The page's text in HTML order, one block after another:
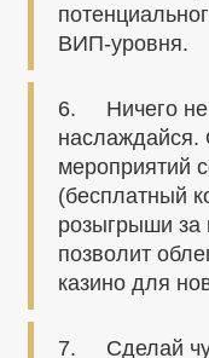
ВИП-уровня.
6. Ничего не
наслаждайся.
мероприятий
(бесплатный
розыгрыши за
позволит
казино для
7. Сделай